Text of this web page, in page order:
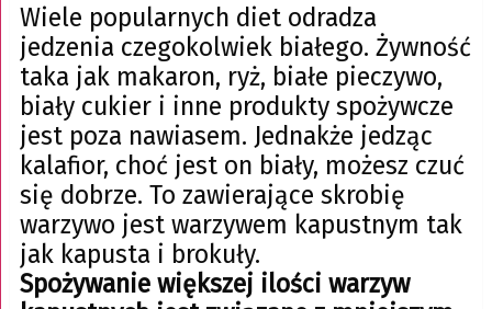
Wiele popularnych diet odradza
jedzenia czegokolwiek białego. Żywność
taka jak makaron, ryż, białe pieczywo,
biały cukier i inne produkty spożywcze
jest poza nawiasem. Jednakże jedząc
kalafior, choć jest on biały, możesz czuć
się dobrze. To zawierające skrobię
warzywo jest warzywem kapustnym tak
jak kapusta i brokuły.
Spożywanie większej ilości warzyw